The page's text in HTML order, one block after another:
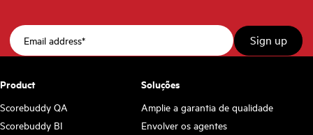
Product
Scorebuddy QA
Scorebuddy BI
Soluções
Amplie a garantia de qualidade
Envolver os agentes